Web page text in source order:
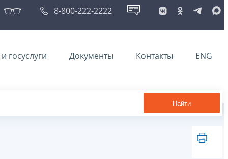
8-800-222-2222
госуслуги Документы Контакты ENG
Найти